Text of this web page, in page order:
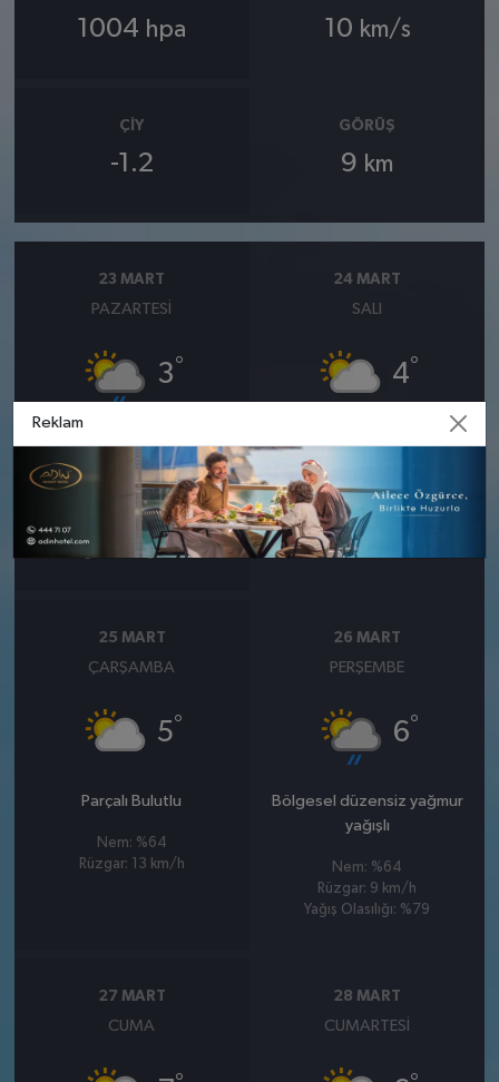
1004 hpa 10 km/s
ÇIY
-1.2
GÖRÜŞ
9 km
23 MART
PAZARTESI
3°
Bölgesel düzensiz yağmur
yağışlı
Nem: %81
Rüzgar: 14 km/h
Yağış Olasılığı: %89
24 MART
SALI
4°
Parçalı Bulutlu
Nem: %66
Rüzgar: 10 km/h
25 MART
ÇARŞAMBA
5°
Parçalı Bulutlu
Nem: %64
Rüzgar: 13 km/h
26 MART
PERŞEMBE
6°
Bölgesel düzensiz yağmur
yağışlı
Nem: %64
Rüzgar: 9 km/h
Yağış Olasılığı: %79
27 MART
CUMA
28 MART
CUMARTESI
Reklam